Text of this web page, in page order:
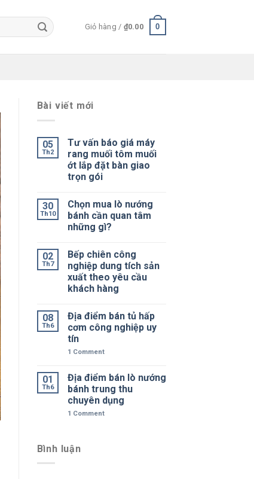
Giỏ hàng / ₫0.00 0
Bài viết mới
05
Th2
Tư vấn báo giá máy
rang muối tôm muối
ớt lắp đặt bàn giao
trọn gói
30
Th10
Chọn mua lò nướng
bánh cần quan tâm
những gì?
02
Th7
Bếp chiên công
nghiệp dung tích sản
xuất theo yêu cầu
khách hàng
08
Th6
Địa điểm bán tủ hấp
cơm công nghiệp uy
tín
1 Comment
01
Th6
Địa điểm bán lò nướng
bánh trung thu
chuyên dụng
1 Comment
Bình luận